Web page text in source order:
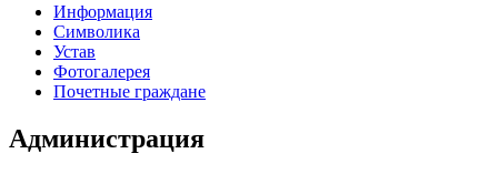
Информация
Символика
Устав
Фотогалерея
Почетные граждане
Администрация